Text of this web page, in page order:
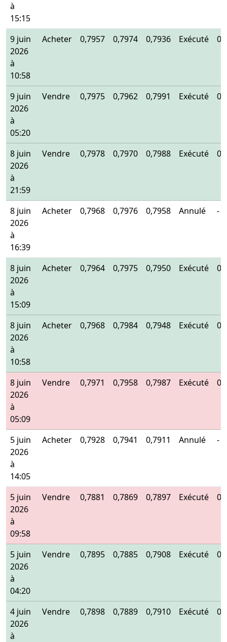
à
15:15
9 juin
2026
à
10:58
Acheter 0,7957 0,7974 0,7936 Exécuté
9 juin
2026
à
05:20
Vendre 0,7975 0,7962 0,7991 Exécuté
8 juin
2026
à
21:59
Vendre 0,7978 0,7970 0,7988 Exécuté
8 juin
2026
à
16:39
Acheter 0,7968 0,7976 0,7958 Annulé -
8 juin
2026
à
15:09
Acheter 0,7964 0,7975 0,7950 Exécuté
8 juin
2026
à
10:58
Acheter 0,7968 0,7984 0,7948 Exécuté
8 juin
2026
à
05:09
Vendre 0,7971 0,7958 0,7987 Exécuté
5 juin
2026
à
14:05
Acheter 0,7928 0,7941 0,7911 Annulé -
5 juin
2026
à
09:58
Vendre 0,7881 0,7869 0,7897 Exécuté
5 juin
2026
à
04:20
Vendre 0,7895 0,7885 0,7908 Exécuté
4 juin
2026
à
Vendre 0,7898 0,7889 0,7910 Exécuté